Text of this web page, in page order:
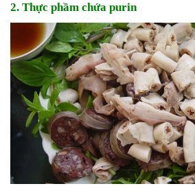
2. Thực phầm chứa purin